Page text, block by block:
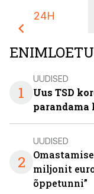
24H
1
UUDISED
Uus TSD
parandama
2
UUDISED
miljonit
õppetunni”